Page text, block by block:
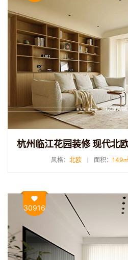
杭州临江花园装修 现代北
风格： 北欧 面积： 149
30916